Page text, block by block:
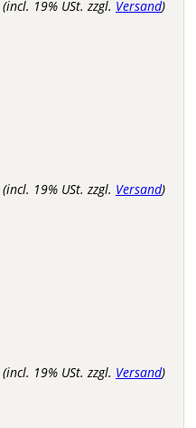
(incl. 19% USt. zzgl. Versand)
(incl. 19% USt. zzgl. Versand)
(incl. 19% USt. zzgl. Versand)